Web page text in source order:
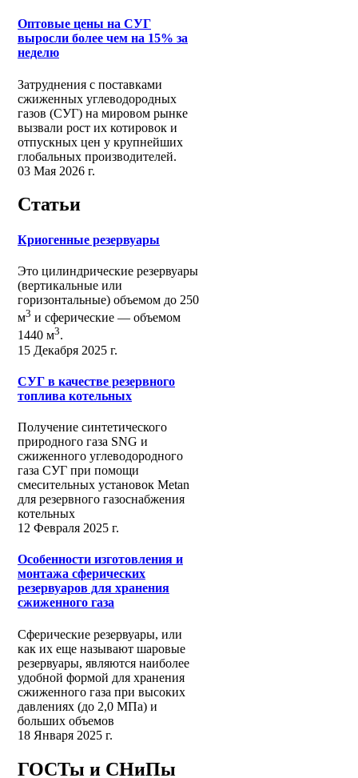
Оптовые цены на СУГ
выросли более чем на 15% за
неделю
Затруднения с поставками
сжиженных углеводородных
газов (СУГ) на мировом рынке
вызвали рост их котировок и
отпускных цен у крупнейших
глобальных производителей.
03 Мая 2026 г.
Статьи
Криогенные резервуары
Это цилиндрические резервуары
(вертикальные или
горизонтальные) объемом до 250
м3 и сферические ― объемом
1440 м3.
15 Декабря 2025 г.
СУГ в качестве резервного
топлива котельных
Получение синтетического
природного газа SNG и
сжиженного углеводородного
газа СУГ при помощи
смесительных установок Metan
для резервного газоснабжения
котельных
12 Февраля 2025 г.
Особенности изготовления и
монтажа сферических
резервуаров для хранения
сжиженного газа
Сферические резервуары, или
как их еще называют шаровые
резервуары, являются наиболее
удобной формой для хранения
сжиженного газа при высоких
давлениях (до 2,0 МПа) и
больших объемов
18 Января 2025 г.
ГОСТы и СНиПы